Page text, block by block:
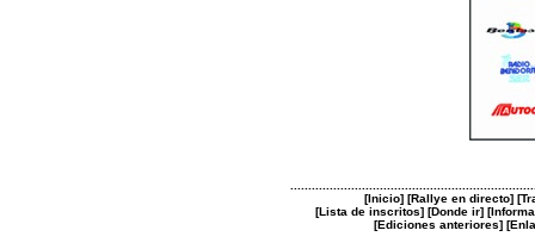
[Inicio] [Rallye en directo] [
[Lista de inscritos] [Donde ir] [
[Ediciones anteriores] [